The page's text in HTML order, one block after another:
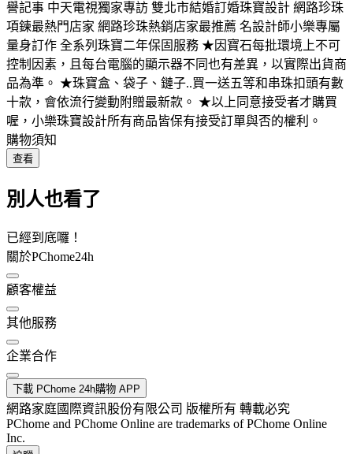
譽記事 中天電視獨家專訪 雙北市結婚訂婚珠寶設計 網路珍珠
項鍊最熱門店家 網路珍珠熱銷店家最推薦 名設計師小樂專屬
量身訂作 全系列珠寶二年保固服務 ★因寶石每批環境上不可
控制因素，且每台電腦的顯示器不同也有差異，以實際出貨商
品為準。 ★珠寶盒、袋子、鏈子..買一送五等和串珠扣頭有數
十款，會依流行變動附贈最新款。 ★以上同意接受者才購買
喔，小樂珠寶設計所有商品皆保有接受訂單與否的權利。
購物須知
查看
別人也看了
已經到底囉！
關於PChome24h
顧客權益
其他服務
企業合作
下載 PChome 24h購物 APP
網路家庭國際資訊股份有限公司 版權所有 轉載必究
PChome and PChome Online are trademarks of PChome Online
Inc.